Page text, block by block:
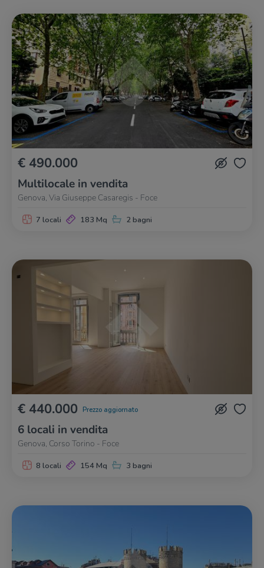
€ 490.000
Multilocale in vendita
Genova, Via Giuseppe Casaregis - Foce
7 locali 183 Mq 2 bagni
€ 440.000 Prezzo aggiornato
6 locali in vendita
Genova, Corso Torino - Foce
8 locali 154 Mq 3 bagni